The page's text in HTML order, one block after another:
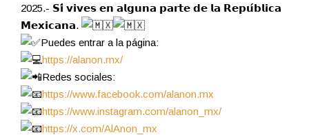
2025.- 𝗦𝗶́ 𝘃𝗶𝘃𝗲𝘀 𝗲𝗻 𝗮𝗹𝗴𝘂𝗻𝗮 𝗽𝗮𝗿𝘁𝗲 𝗱𝗲 𝗹𝗮 𝗥𝗲𝗽𝘂́𝗯𝗹𝗶𝗰𝗮
𝗠𝗲𝘅𝗶𝗰𝗮𝗻𝗮.
Puedes entrar a la página:
https://alanon.mx/
Redes sociales:
https://www.facebook.com/alanon.mx
https://www.instagram.com/alanon_mx/
https://x.com/AlAnon_mx